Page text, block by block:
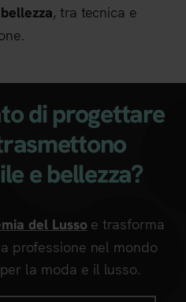
, tra tecnica e
di progettare
e bellezza?
del Lusso e trasforma
professione nel mondo
la moda e il lusso.